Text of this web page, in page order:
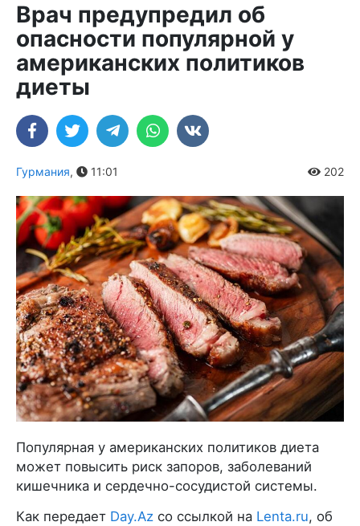
Врач предупредил об
опасности популярной у
американских политиков
диеты
Гурмания, 11:01 202
Популярная у американских политиков диета
может повысить риск запоров, заболеваний
кишечника и сердечно-сосудистой системы.
Как передает Day.Az со ссылкой на Lenta.ru, об